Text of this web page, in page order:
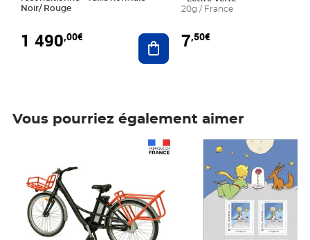
Noir/ Rouge
1 490,00€ Ajouter au panier
20g / France
7,50€
Vous pourriez également aimer
Prix 7,50€